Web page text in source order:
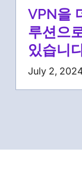
VPN을
루션으
있습니
July 2,